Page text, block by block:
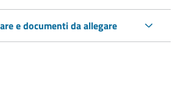
e documenti da allegare